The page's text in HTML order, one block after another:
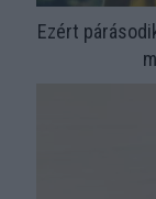
Ezért